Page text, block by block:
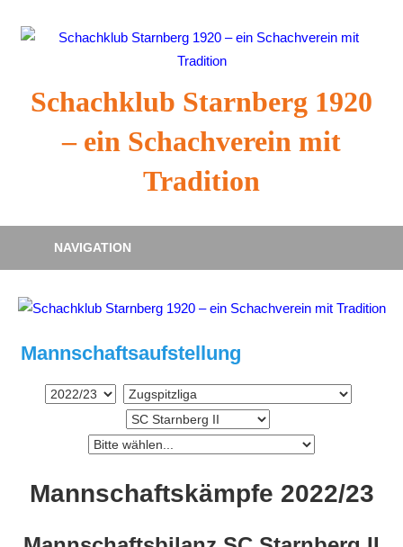
Inhalt
Schachklub Starnberg 1920
– ein Schachverein mit
Tradition
NAVIGATION
Mannschaftsaufstellung
Mannschaftskämpfe 2022/23